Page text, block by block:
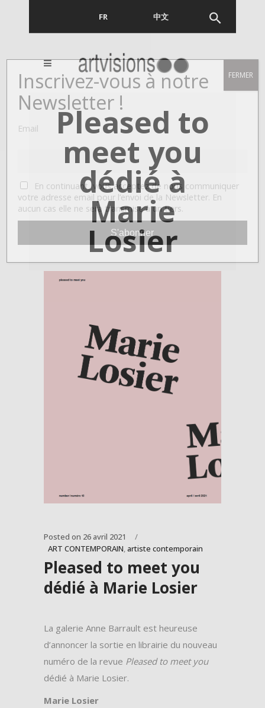
FR 中文
Pleased to
meet you
dédié à
Marie
Losier
Posted on 26 avril 2021
ART CONTEMPORAIN,artiste contemporain
Pleased to meet you
dédié à Marie Losier
La galerie Anne Barrault est heureuse
d’annoncer la sortie en librairie du nouveau
numéro de la revue Pleased to meet you
dédié à Marie Losier.
Marie Losier
Inscrivez-vous à notre
Newsletter !
Email
En continuant, vous acceptez de nous communiquer
votre adresse email pour l’envoi de la Newsletter. En
aucun cas elle ne sera transmise à un tiers.
FERMER